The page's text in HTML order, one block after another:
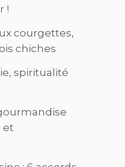
!
courgettes,
chiches
spiritualité
et